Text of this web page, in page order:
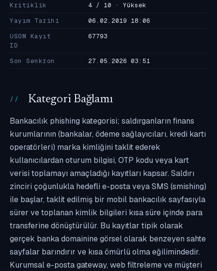
Kritiklik
4 / 10 · Yüksek
Yayım Tarihi
06.02.2019 18:06
USOM Kayıt
ID
67793
Son Senkron 27.05.2026 03:51
Kategori Bağlamı
Bankacılık phishing kategorisi; saldırganların finans
kurumlarının (bankalar, ödeme sağlayıcıları, kredi kartı
operatörleri) marka kimliğini taklit ederek
kullanıcılardan oturum bilgisi, OTP kodu veya kart
verisi toplamayı amaçladığı kayıtları kapsar. Saldırı
zinciri çoğunlukla hedefli e-posta veya SMS (smishing)
ile başlar, taklit edilmiş bir mobil bankacılık sayfasıyla
sürer ve toplanan kimlik bilgileri kısa süre içinde para
transferine dönüştürülür. Bu kayıtlar tipik olarak
gerçek banka domainine görsel olarak benzeyen sahte
sayfalar barındırır ve kısa ömürlü olma eğilimindedir.
Kurumsal e-posta gateway, web filtreleme ve müşteri